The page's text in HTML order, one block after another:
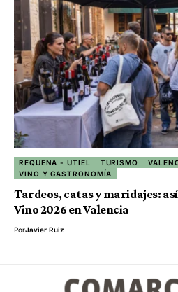
REQUENA - UTIEL TURISMO
VINO Y GASTRONOMÍA
Tardeos, catas y maridajes:
Vino 2026 en Valencia
PorJavier Ruiz